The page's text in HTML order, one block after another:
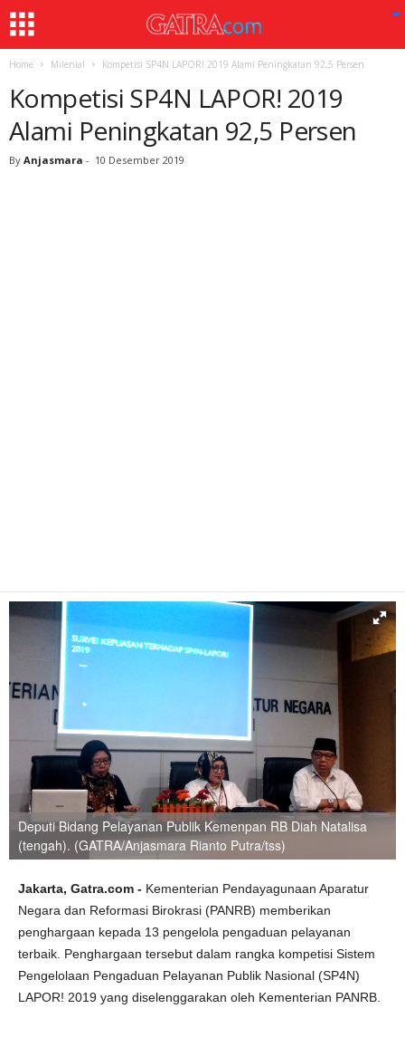
Home Milenial Kompetisi SP4N LAPOR! 2019 Alami Peningkatan 92,5 Persen
Kompetisi SP4N LAPOR! 2019
Alami Peningkatan 92,5 Persen
By Anjasmara - 10 Desember 2019
Deputi Bidang Pelayanan Publik Kemenpan RB Diah Natalisa
(tengah). (GATRA/Anjasmara Rianto Putra/tss)
Jakarta, Gatra.com - Kementerian Pendayagunaan Aparatur
Negara dan Reformasi Birokrasi (PANRB) memberikan
penghargaan kepada 13 pengelola pengaduan pelayanan
terbaik. Penghargaan tersebut dalam rangka kompetisi Sistem
Pengelolaan Pengaduan Pelayanan Publik Nasional (SP4N)
LAPOR! 2019 yang diselenggarakan oleh Kementerian PANRB.